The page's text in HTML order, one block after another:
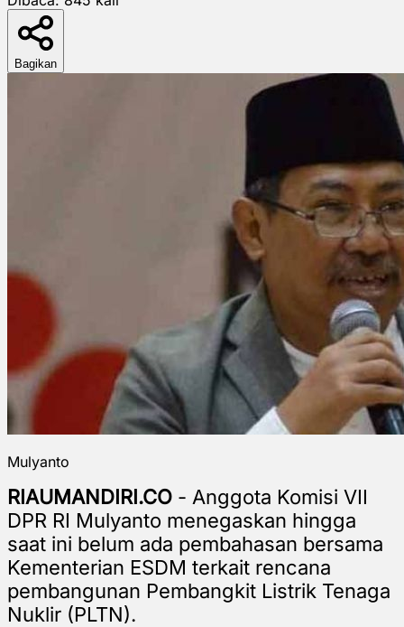
Bagikan
Mulyanto
RIAUMANDIRI.CO - Anggota Komisi VII
DPR RI Mulyanto menegaskan hingga
saat ini belum ada pembahasan bersama
Kementerian ESDM terkait rencana
pembangunan Pembangkit Listrik Tenaga
Nuklir (PLTN).